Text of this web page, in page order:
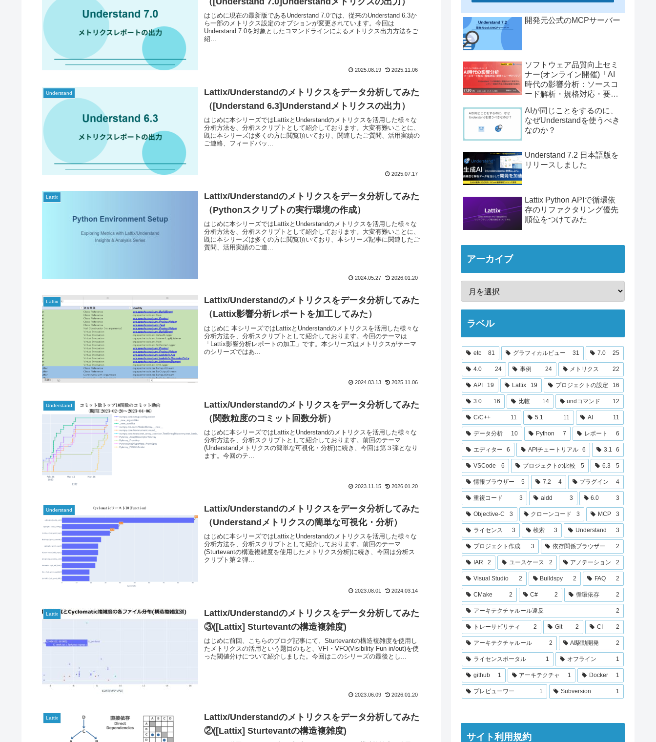
はじめに現在の最新版であるUnderstand 7.0では、従来のUnderstand 6.3か
ら一部のメトリクス設定のオプションが変更されています。今回は
Understand 7.0を対象としたコマンドラインによるメトリクス出力方法をご
紹...
2025.08.19 2025.11.06
Understand
Lattix/Understandのメトリクスをデータ分析してみた
（[Understand 6.3]Understandメトリクスの出力）
はじめに本シリーズではLattixとUnderstandのメトリクスを活用した様々な
分析方法を、分析スクリプトとして紹介しております。大変有難いことに、
既に本シリーズは多くの方に閲覧頂いており、関連したご質問、活用実績の
ご連絡、フィードバッ...
2025.07.17
Lattix
Lattix/Understandのメトリクスをデータ分析してみた
（Pythonスクリプトの実行環境の作成）
はじめに本シリーズではLattixとUnderstandのメトリクスを活用した様々な
分析方法を、分析スクリプトとして紹介しております。大変有難いことに、
既に本シリーズは多くの方に閲覧頂いており、本シリーズ記事に関連したご
質問、活用実績のご連...
2024.05.27 2026.01.20
Lattix
Lattix/Understandのメトリクスをデータ分析してみた
（Lattix影響分析レポートを加工してみた）
はじめに 本シリーズではLattixとUnderstandのメトリクスを活用した様々な
分析方法を、分析スクリプトとして紹介しております。今回のテーマは
「Lattix影響分析レポートの加工」です。本シリーズはメトリクスがテーマ
のシリーズではあ...
2024.03.13 2025.11.06
Understand
Lattix/Understandのメトリクスをデータ分析してみた
（関数粒度のコミット回数分析）
はじめに本シリーズではLattixとUnderstandのメトリクスを活用した様々な
分析方法を、分析スクリプトとして紹介しております。前回のテーマ
(Understandメトリクスの簡単な可視化・分析)に続き、今回は第３弾となり
ます。今回のテ...
2023.11.15 2026.01.20
Understand
Lattix/Understandのメトリクスをデータ分析してみた
（Understandメトリクスの簡単な可視化・分析）
はじめに本シリーズではLattixとUnderstandのメトリクスを活用した様々な
分析方法を、分析スクリプトとして紹介しております。前回のテーマ
(Sturtevantの構造複雑度を使用したメトリクス分析)に続き、今回は分析ス
クリプト第２弾...
2023.08.01 2024.03.14
Lattix
Lattix/Understandのメトリクスをデータ分析してみた
③([Lattix] Sturtevantの構造複雑度)
はじめに前回、こちらのブログ記事にて、Sturtevantの構造複雑度を使用し
たメトリクスの活用という題目のもと、VFI・VFO(Visibility Fun-in/out)を使
った閾値分けについて紹介しました。今回はこのシリーズの最後とし...
2023.06.09 2026.01.20
Lattix
Lattix/Understandのメトリクスをデータ分析してみた
②([Lattix] Sturtevantの構造複雑度)
開発元公式のMCPサーバー
ソフトウェア品質向上セミ
ナー(オンライン開催)「AI
時代の影響分析：ソースコ
ード解析・規格対応・要件
AIが同じことをするのに、
なぜUnderstandを使うべき
なのか？
Understand 7.2 日本語版を
リリースしました
Lattix Python APIで循環依
存のリファクタリング優先
順位をつけてみた
アーカイブ
ラベル
etc 81 グラフィカルビュー 31 7.0 25
4.0 24 事例 24 メトリクス 22
API 19 Lattix 19 プロジェクトの設定 16
3.0 16 比較 14 undコマンド 12
C/C++ 11 5.1 11 AI 11
データ分析 10 Python 7 レポート 6
エディター 6 APIチュートリアル 6 3.1 6
VSCode 6 プロジェクトの比較 5 6.3 5
情報ブラウザー 5 7.2 4 プラグイン 4
重複コード 3 aidd 3 6.0 3
Objective-C 3 クローンコード 3 MCP 3
ライセンス 3 検索 3 Understand 3
プロジェクト作成 3 依存関係ブラウザー 2
IAR 2 ユースケース 2 アノテーション 2
Visual Studio 2 Buildspy 2 FAQ 2
CMake 2 C# 2 循環依存 2
アーキテクチャルール違反 2
トレーサビリティ 2 Git 2 CI 2
アーキテクチャルール 2 AI駆動開発 2
ライセンスポータル 1 オフライン 1
github 1 アーキテクチャ 1 Docker 1
プレビューワー 1 Subversion 1
サイト利用規約